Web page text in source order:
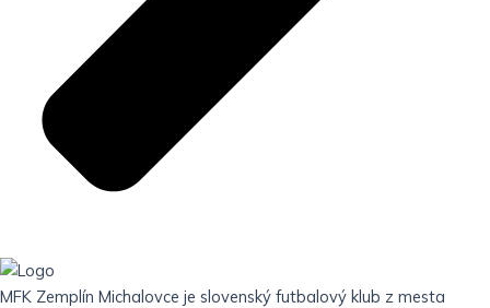
MFK Zemplín Michalovce je slovenský futbalový klub z mesta